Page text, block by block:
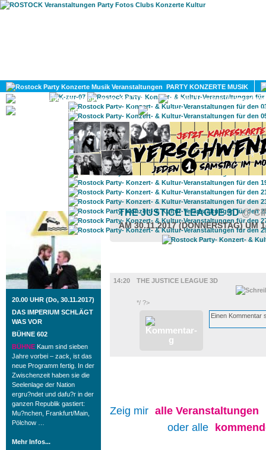
PARTY KONZERTE MUSIK
KULTUR
GAY
ROSTOCK TAGESTIPP
20.00 UHR (Do, 30.11.2017)
DAS IMPERIUM SCHLÄGT
WAS VOR
BÜHNE 602
BÜHNE Kaum sind sieben
Jahre vorbei – zack, ist das
neue Programm fertig. In der
Zwischenzeit haben sie die
Seelenlage der Nation
ergru?ndet und dafu?r in der
ganzen Republik gastiert:
Mu?nchen, Frankfurt/Main,
Pölchow …
Mehr Infos...
THE JUSTICE LEAGUE 3D@
AM 30.11.2017 (DONNERSTAG) UM
14:20
THE JUSTICE LEAGUE 3D
*/ ?>
Zeig mir alle Veranstaltungen
oder alle